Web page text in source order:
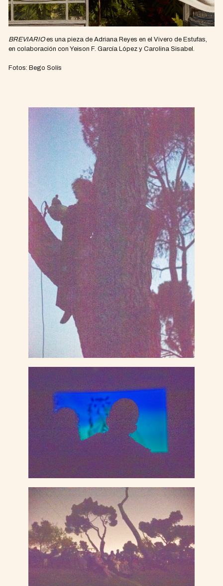
BREVIARIOes una pieza de Adriana Reyes en el Vivero de Estufas,
en colaboración con Yeison F. García López y Carolina Sisabel.
Fotos: Bego Solís